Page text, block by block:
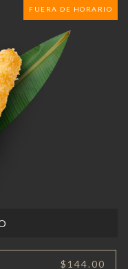
FUERA DE HORARIO
$144.00